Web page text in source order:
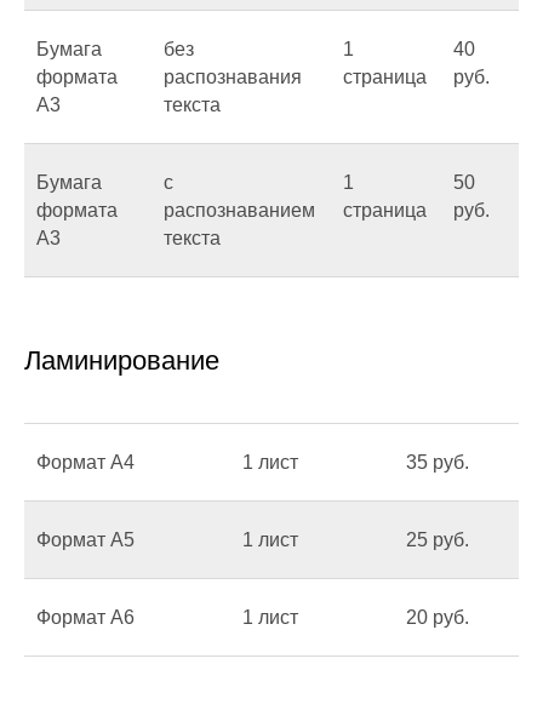
Бумага
формата
А3
без
распознавания
текста
1
страница
40
руб.
Бумага
формата
А3
с
распознаванием
текста
1
страница
50
руб.
Ламинирование
Формат А4 1 лист 35 руб.
Формат А5 1 лист 25 руб.
Формат А6 1 лист 20 руб.